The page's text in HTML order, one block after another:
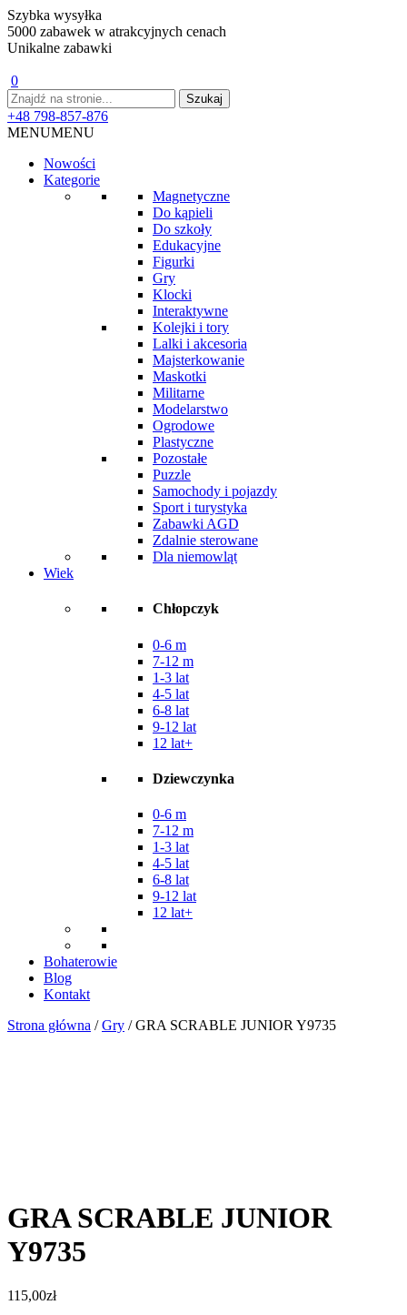
Szybka wysyłka
5000 zabawek w atrakcyjnych cenach
Unikalne zabawki
0
+48 798-857-876
MENUMENU
Nowości
Kategorie
Magnetyczne
Do kąpieli
Do szkoły
Edukacyjne
Figurki
Gry
Klocki
Interaktywne
Kolejki i tory
Lalki i akcesoria
Majsterkowanie
Maskotki
Militarne
Modelarstwo
Ogrodowe
Plastyczne
Pozostałe
Puzzle
Samochody i pojazdy
Sport i turystyka
Zabawki AGD
Zdalnie sterowane
Dla niemowląt
Wiek
Chłopczyk
0-6 m
7-12 m
1-3 lat
4-5 lat
6-8 lat
9-12 lat
12 lat+
Dziewczynka
0-6 m
7-12 m
1-3 lat
4-5 lat
6-8 lat
9-12 lat
12 lat+
Bohaterowie
Blog
Kontakt
Strona główna /Gry / GRA SCRABLE JUNIOR Y9735
GRA SCRABLE JUNIOR
Y9735
115,00zł